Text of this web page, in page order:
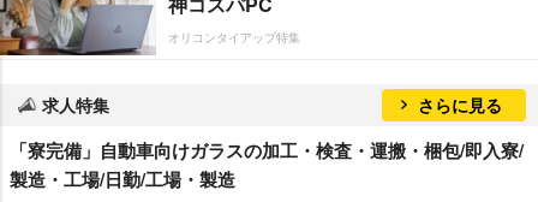
オリコンタイアップ特集
求人特集 さらに見る
「寮完備」自動車向けガラスの加工・検査・運搬・梱包/即入寮/
製造・工場/日勤/工場・製造